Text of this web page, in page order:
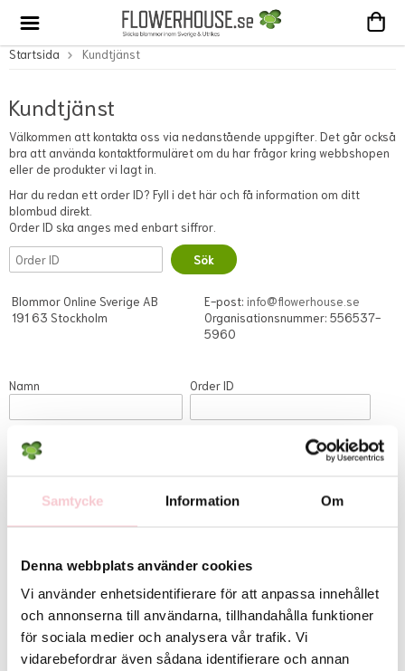
Samtycke Information Om
Denna webbplats använder cookies
Vi använder enhetsidentifierare för att anpassa innehållet
och annonserna till användarna, tillhandahålla funktioner
för sociala medier och analysera vår trafik. Vi
vidarebefordrar även sådana identifierare och annan
Startsida Kundtjänst
Kundtjänst
Välkommen att kontakta oss via nedanstående uppgifter. Det går också
bra att använda kontaktformuläret om du har frågor kring webbshopen
eller de produkter vi lagt in.
Har du redan ett order ID? Fyll i det här och få information om ditt
blombud direkt.
Order ID ska anges med enbart siffror.
Blommor Online Sverige AB
191 63 Stockholm
E-post: info@flowerhouse.se
Organisationsnummer: 556537-
5960
Namn Order ID